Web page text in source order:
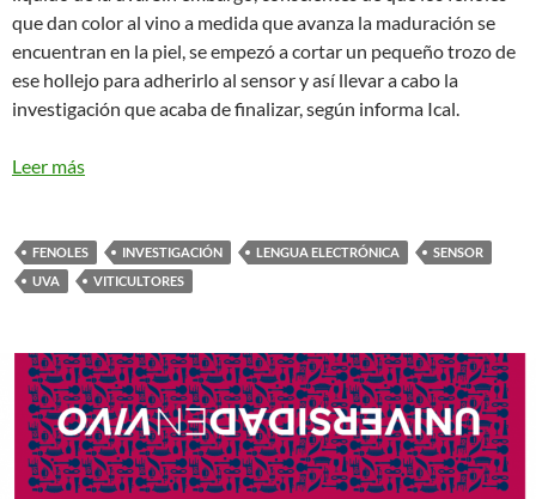
que dan color al vino a medida que avanza la maduración se
encuentran en la piel, se empezó a cortar un pequeño trozo de
ese hollejo para adherirlo al sensor y así llevar a cabo la
investigación que acaba de finalizar, según informa Ical.
Leer más
FENOLES INVESTIGACIÓN LENGUA ELECTRÓNICA
SENSOR
UVA
VITICULTORES